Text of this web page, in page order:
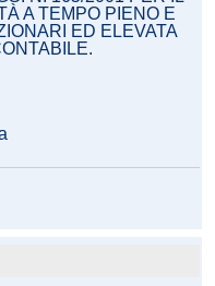
A TEMPO PIENO E
ED ELEVATA